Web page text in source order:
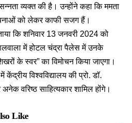
व्यक्त की है। उन्होंने कहा कि ममता
को लेकर काफी सजग हैं।
कि शनिवार 13 जनवरी 2024 को
में होटल चंद्रा पैलेस में उनके
के स्वर” का विमोचन किया जाएगा।
केंद्रीय विश्वविद्यालय की प्रो. डॉ.
वरिष्ठ साहित्यकार शामिल होंगे।
Like